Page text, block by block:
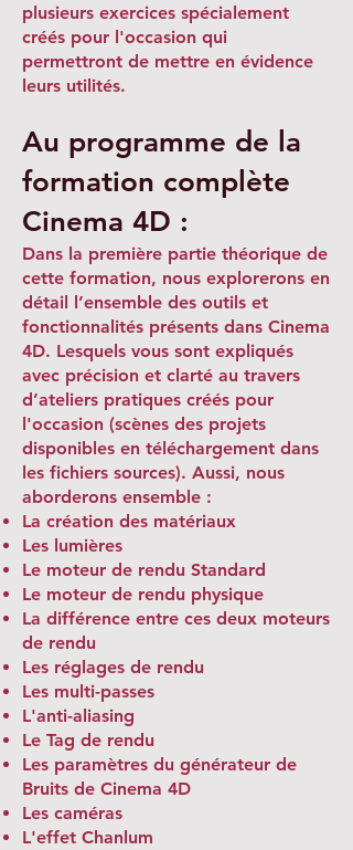
plusieurs exercices spécialement
créés pour l'occasion qui
permettront de mettre en évidence
leurs utilités.
Au programme de la
formation complète
Cinema 4D :
Dans la première partie théorique de
cette formation, nous explorerons en
détail l’ensemble des outils et
fonctionnalités présents dans Cinema
4D. Lesquels vous sont expliqués
avec précision et clarté au travers
d’ateliers pratiques créés pour
l'occasion (scènes des projets
disponibles en téléchargement dans
les fichiers sources). Aussi, nous
aborderons ensemble :
La création des matériaux
Les lumières
Le moteur de rendu Standard
Le moteur de rendu physique
La différence entre ces deux moteurs
de rendu
Les réglages de rendu
Les multi-passes
L'anti-aliasing
Le Tag de rendu
Les paramètres du générateur de
Bruits de Cinema 4D
Les caméras
L'effet Chanlum